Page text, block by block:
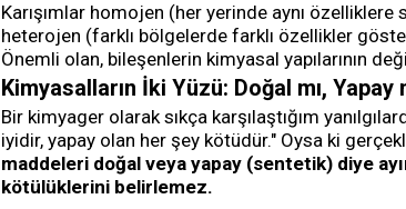
Karışımlar homojen (her yerinde aynı
heterojen (farklı bölgelerde farklı özellikler
Önemli olan, bileşenlerin kimyasal yapılarının
Kimyasalların İki Yüzü: Doğal mı, Yapay
Bir kimyager olarak sıkça karşılaştığım
iyidir, yapay olan her şey kötüdür." Oysa ki
maddeleri doğal veya yapay (sentetik) diye
kötülüklerini belirlemez.